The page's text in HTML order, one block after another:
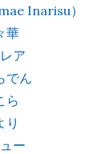
Inarisu）
華
ア
でん
ら
り
ー